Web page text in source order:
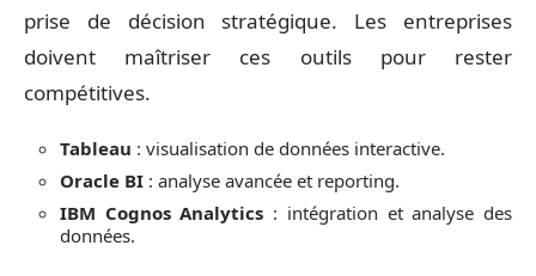
prise de décision stratégique. Les entreprises
doivent maîtriser ces outils pour rester
compétitives.
Tableau : visualisation de données interactive.
Oracle BI : analyse avancée et reporting.
IBM Cognos Analytics : intégration et analyse des
données.